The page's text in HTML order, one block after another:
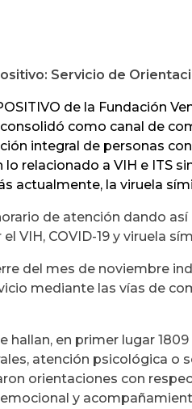
Servicio de
de la Fundación
como canal de
integral de personas
relacionado a VIH e ITS
actualmente, la viruela
de atención dando
VIH, COVID-19 y viruela
del mes de noviembre
mediante las vías de
hallan, en primer lugar
atención psicológica o
orientaciones con
y